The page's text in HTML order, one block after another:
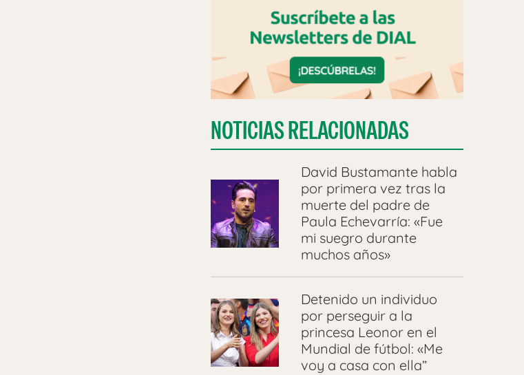
NOTICIAS RELACIONADAS
David Bustamante habla
por primera vez tras la
muerte del padre de
Paula Echevarría: «Fue
mi suegro durante
muchos años»
Detenido un individuo
por perseguir a la
princesa Leonor en el
Mundial de fútbol: «Me
voy a casa con ella”